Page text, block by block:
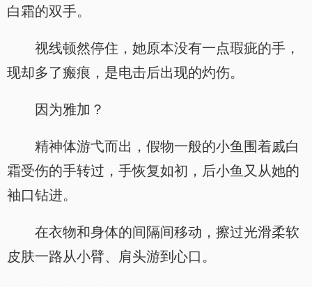
白霜的双手。
视线顿然停住，她原本没有一点瑕疵的手，
现却多了瘢痕，是电击后出现的灼伤。
因为雅加？
精神体游弋而出，假物一般的小鱼围着戚白
霜受伤的手转过，手恢复如初，后小鱼又从她的
袖口钻进。
在衣物和身体的间隔间移动，擦过光滑柔软
皮肤一路从小臂、肩头游到心口。